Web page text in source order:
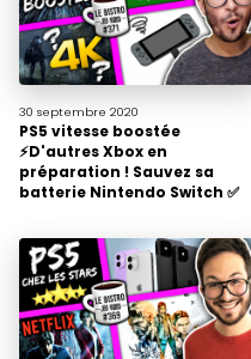
30 septembre 2020
PS5 vitesse boostée
⚡️D'autres Xbox en
préparation ! Sauvez sa
batterie Nintendo Switch ✅